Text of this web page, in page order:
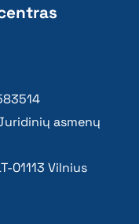
asmenų
01113 Vilnius